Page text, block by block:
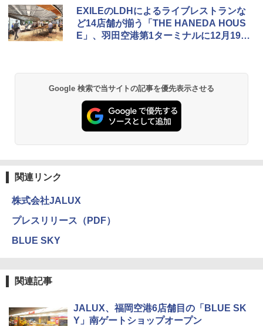
熊撃退スプレー 熊よけスプレー 熊スプレー
【日本企業販売】超強力クマ対策スプレー 30
0ml（連続噴射30秒）110ml（連続噴射15
秒）射程5～10m 安全ロック搭載 携帯収納袋
送
GRANDOOR ステンレス保冷剤 2個セット 2
-08EX カーキ ソロキャンプ ポリエステル フ
レーム ドーム型 テント
防水 UVカット 4段階高さ調整 軽量 収納袋付
き
EXILEのLDHによるライブレストランな
ど14店舗が揃う「THE HANEDA HOUS
E」、羽田空港第1ターミナルに12月19日
Google 検索で当サイトの記事を優先表示させる
関連リンク
株式会社JALUX
プレスリリース（PDF）
BLUE SKY
関連記事
JALUX、福岡空港6店舗目の「BLUE SK
Y」南ゲートショップオープン